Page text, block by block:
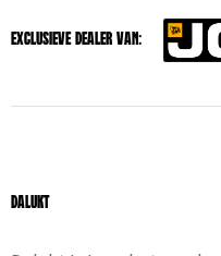
Exclusieve dealer van:
Dalukt